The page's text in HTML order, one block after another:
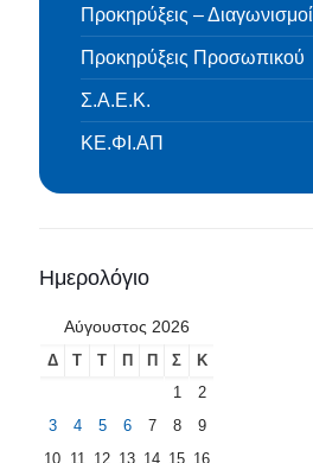
Προκηρύξεις – Διαγωνισμοί
Προκηρύξεις Προσωπικού
Σ.Α.Ε.Κ.
ΚΕ.ΦΙ.ΑΠ
Ημερολόγιο
Αύγουστος 2026
Δ Τ Τ Π Π Σ
Κ
1
2
3
4 5 6 7 8
9
10 11 12 13 14 15 16